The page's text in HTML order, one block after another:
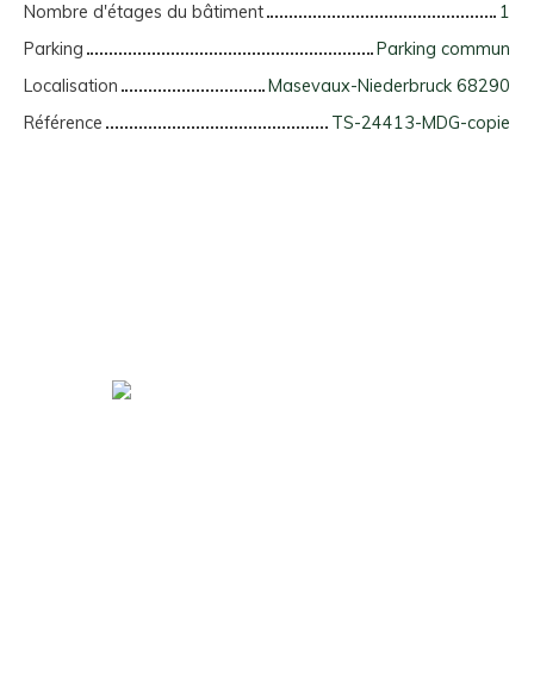
Nombre d'étages du bâtiment
1
Parking
Parking commun
Localisation
Masevaux-Niederbruck 68290
Référence
TS-24413-MDG-copie